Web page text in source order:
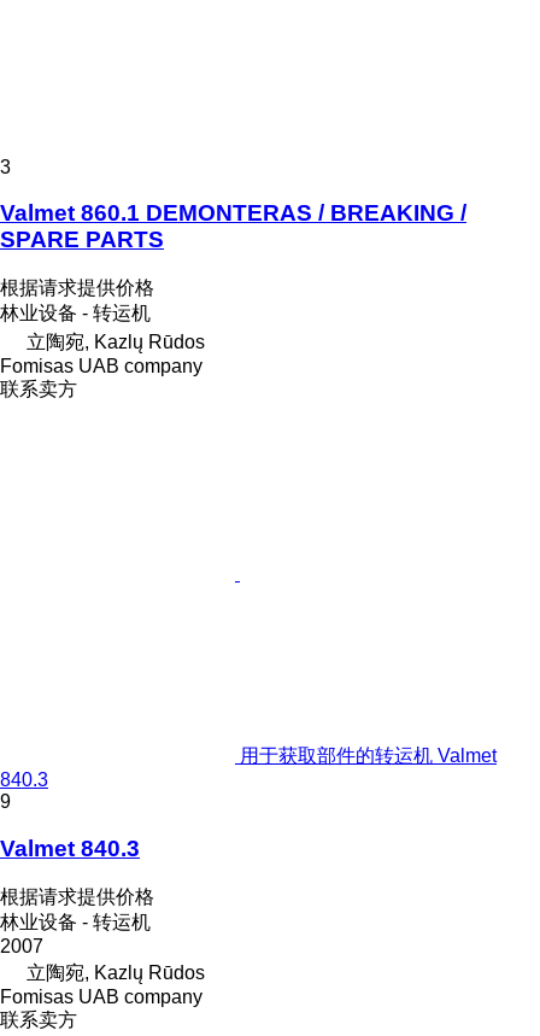
3
Valmet 860.1 DEMONTERAS / BREAKING /
SPARE PARTS
根据请求提供价格
林业设备 - 转运机
立陶宛, Kazlų Rūdos
Fomisas UAB company
联系卖方
用于获取部件的转运机 Valmet
840.3
9
Valmet 840.3
根据请求提供价格
林业设备 - 转运机
2007
立陶宛, Kazlų Rūdos
Fomisas UAB company
联系卖方